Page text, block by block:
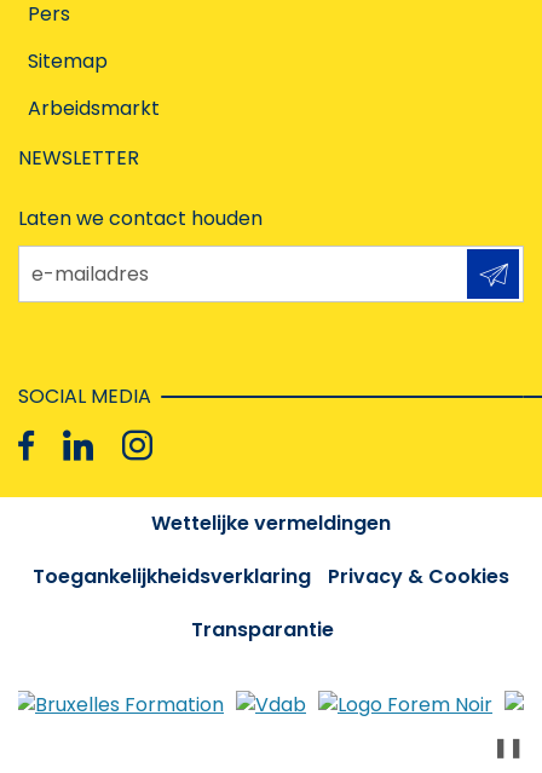
Pers
Sitemap
Arbeidsmarkt
NEWSLETTER
Laten we contact houden
e-mailadres
SOCIAL MEDIA
Wettelijke vermeldingen
Toegankelijkheidsverklaring
Privacy & Cookies
Transparantie
❚❚